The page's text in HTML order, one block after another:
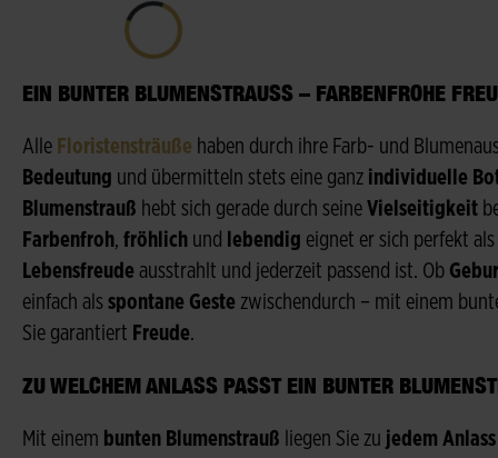
Paketversand
Pop of Colour
49,99 €
ab 33,99 €
Paketversand
Bunter
Wildblumenstrauß
29,99 €
Reise ins Paradies
ab 49,99 €
Fairtrade
Rosenfreude
ab 39,99 €
EIN BUNTER BLUMENSTRAUSS – FARBENFROHE
AlleFloristensträußehaben durch ihre Farb- und